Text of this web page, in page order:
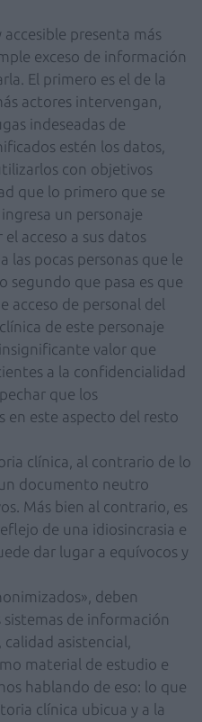
presenta más
exceso de información
El primero es el de la
actores intervengan,
indeseadas de
estén los datos,
con objetivos
que lo primero que se
un personaje
acceso a sus datos
las pocas personas que le
segundo que pasa es que
acceso de personal del
de este personaje
valor que
a la confidencialidad
que los
en este aspecto del resto
clínica, al contrario de lo
documento neutro
Más bien al contrario, es
de una idiosincrasia e
dar lugar a equívocos y
deben
sistemas de información
asistencial,
material de estudio e
hablando de eso: lo que
clínica ubicua y a la